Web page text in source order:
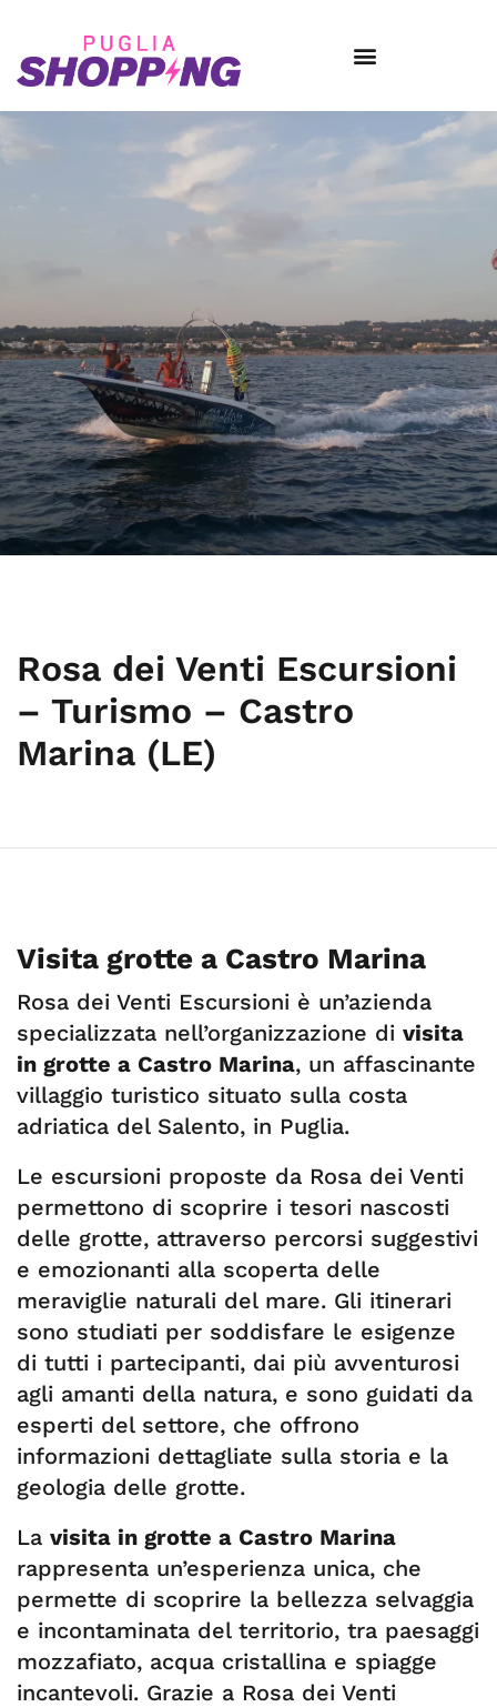
Rosa dei Venti Escursioni
– Turismo – Castro
Marina (LE)
Visita grotte a Castro Marina
Rosa dei Venti Escursioni è un’azienda
specializzata nell’organizzazione di visita
in grotte a Castro Marina, un affascinante
villaggio turistico situato sulla costa
adriatica del Salento, in Puglia.
Le escursioni proposte da Rosa dei Venti
permettono di scoprire i tesori nascosti
delle grotte, attraverso percorsi suggestivi
e emozionanti alla scoperta delle
meraviglie naturali del mare. Gli itinerari
sono studiati per soddisfare le esigenze
di tutti i partecipanti, dai più avventurosi
agli amanti della natura, e sono guidati da
esperti del settore, che offrono
informazioni dettagliate sulla storia e la
geologia delle grotte.
La visita in grotte a Castro Marina
rappresenta un’esperienza unica, che
permette di scoprire la bellezza selvaggia
e incontaminata del territorio, tra paesaggi
mozzafiato, acqua cristallina e spiagge
incantevoli. Grazie a Rosa dei Venti